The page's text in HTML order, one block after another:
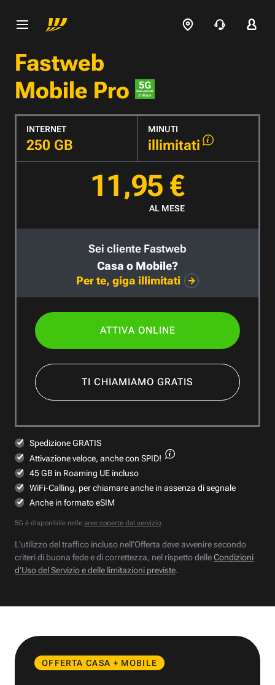
Fastweb
Mobile Pro
INTERNET
250 GB
MINUTI
illimitati
11,95 €
AL MESE
Sei cliente Fastweb
Casa o Mobile?
Per te, giga illimitati
ATTIVA ONLINE
TI CHIAMIAMO GRATIS
Spedizione GRATIS
Attivazione veloce, anche con SPID!
45 GB in Roaming UE incluso
WiFi-Calling, per chiamare anche in assenza di segnale
Anche in formato eSIM
5G è disponibile nelle aree coperte dal servizio.
L’utilizzo del traffico incluso nell’Offerta deve avvenire secondo
criteri di buona fede e di correttezza, nel rispetto delleCondizioni
d’Uso del Servizio e delle limitazioni previste.
OFFERTA CASA + MOBILE